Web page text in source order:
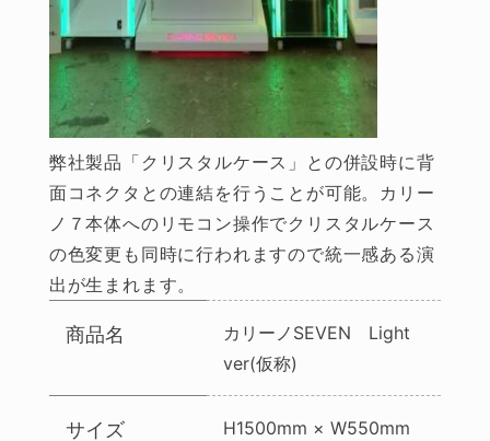
弊社製品「クリスタルケース」との併設時に背
面コネクタとの連結を行うことが可能。カリー
ノ７本体へのリモコン操作でクリスタルケース
の色変更も同時に行われますので統一感ある演
出が生まれます。
商品名
カリーノSEVEN Light
ver(仮称)
サイズ
H1500mm × W550mm